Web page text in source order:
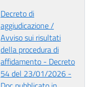
Decreto di
aggiudicazione /
Avviso sui risultati
della procedura di
affidamento - Decreto
54 del 23/01/2026 -